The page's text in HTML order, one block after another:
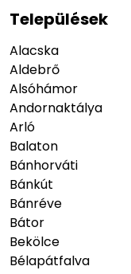
Települések
Alacska
Aldebrő
Alsóhámor
Andornaktálya
Arló
Balaton
Bánhorváti
Bánkút
Bánréve
Bátor
Bekölce
Bélapátfalva